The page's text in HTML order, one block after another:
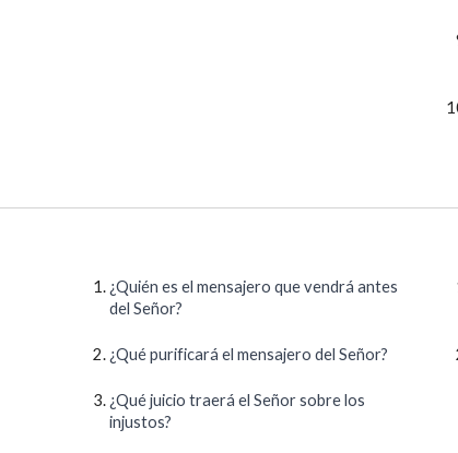
¿Quién es el mensajero que vendrá antes
del Señor?
¿Qué purificará el mensajero del Señor?
¿Qué juicio traerá el Señor sobre los
injustos?